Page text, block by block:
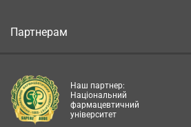
Партнерам
Наш партнер:
Національний
фармацевтичний
університет